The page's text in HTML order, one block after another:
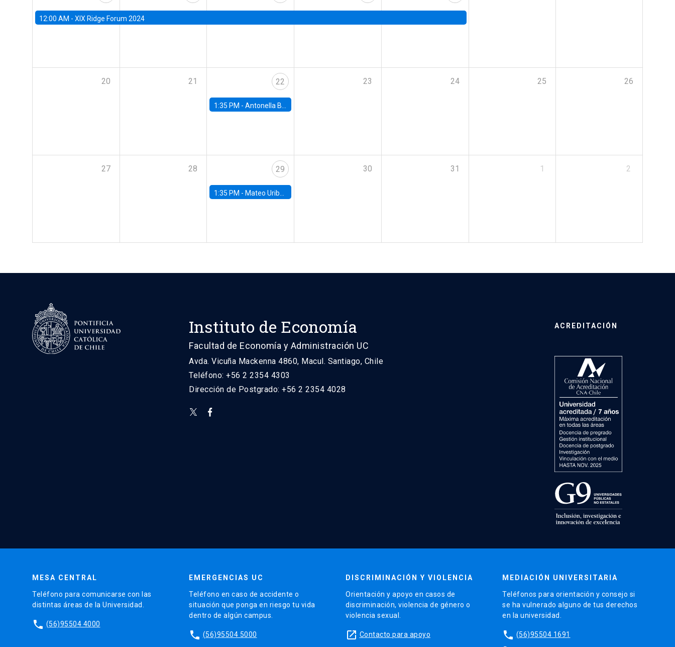
12:00 AM - XIX Ridge Forum 2024
20 21 22
1:35 PM -Antonella Bancalari, Institute for Fiscal Studies (IFS) and Research Associate at University College London (UCL)
23 24 25 26
27 28 29
1:35 PM - Mateo Uribe-Castro, Universidad de los Andes (Colombia)
30 31 1 2
Instituto de Economía
Facultad de Economía y Administración UC
Avda. Vicuña Mackenna 4860, Macul. Santiago, Chile
Teléfono: +56 2 2354 4303
Dirección de Postgrado: +56 2 2354 4028
ACREDITACIÓN
MESA CENTRAL
Teléfono para comunicarse con las
distintas áreas de la Universidad.
phone (56)95504 4000
EMERGENCIAS UC
Teléfono en caso de accidente o
situación que ponga en riesgo tu vida
dentro de algún campus.
phone (56)95504 5000
DISCRIMINACIÓN Y VIOLENCIA
Orientación y apoyo en casos de
discriminación, violencia de género o
violencia sexual.
launch Contacto para apoyo
MEDIACIÓN UNIVERSITARIA
Teléfonos para orientación y consejo si
se ha vulnerado alguno de tus derechos
en la universidad.
phone (56)95504 1691